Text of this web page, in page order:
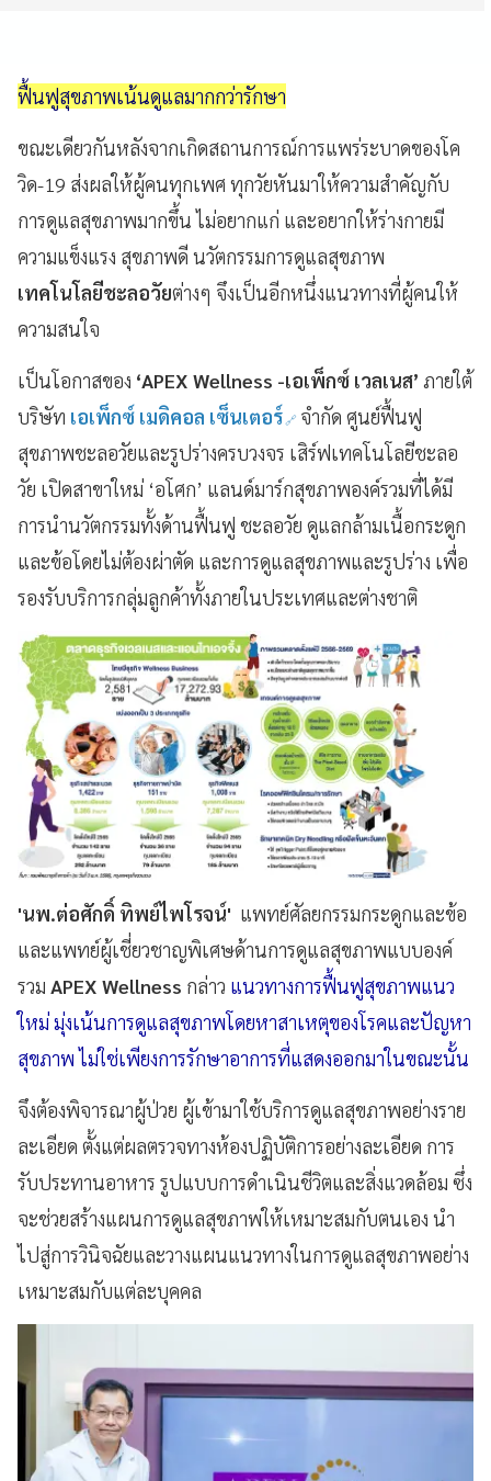
ฟื้นฟูสุขภาพเน้นดูแลมากกว่ารักษา
ขณะเดียวกันหลังจากเกิดสถานการณ์การแพร่ระบาดของโค
วิด-19 ส่งผลให้ผู้คนทุกเพศ ทุกวัยหันมาให้ความสำคัญกับ
การดูแลสุขภาพมากขึ้น ไม่อยากแก่ และอยากให้ร่างกายมี
ความแข็งแรง สุขภาพดี นวัตกรรมการดูแลสุขภาพ
เทคโนโลยีชะลอวัยต่างๆ จึงเป็นอีกหนึ่งแนวทางที่ผู้คนให้
ความสนใจ
เป็นโอกาสของ ‘APEX Wellness -เอเพ็กซ์ เวลเนส’ ภายใต้
บริษัท เอเพ็กซ์ เมดิคอล เซ็นเตอร์ จำกัด ศูนย์ฟื้นฟู
สุขภาพชะลอวัยและรูปร่างครบวงจร เสิร์ฟเทคโนโลยีชะลอ
วัย เปิดสาขาใหม่ ‘อโศก’ แลนด์มาร์กสุขภาพองค์รวมที่ได้มี
การนำนวัตกรรมทั้งด้านฟื้นฟู ชะลอวัย ดูแลกล้ามเนื้อกระดูก
และข้อโดยไม่ต้องผ่าตัด และการดูแลสุขภาพและรูปร่าง เพื่อ
รองรับบริการกลุ่มลูกค้าทั้งภายในประเทศและต่างชาติ
'นพ.ต่อศักดิ์ ทิพย์ไพโรจน์' แพทย์ศัลยกรรมกระดูกและข้อ
และแพทย์ผู้เชี่ยวชาญพิเศษด้านการดูแลสุขภาพแบบองค์
รวม APEX Wellness กล่าว แนวทางการฟื้นฟูสุขภาพแนว
ใหม่ มุ่งเน้นการดูแลสุขภาพโดยหาสาเหตุของโรคและปัญหา
สุขภาพ ไม่ใช่เพียงการรักษาอาการที่แสดงออกมาในขณะนั้น
จึงต้องพิจารณาผู้ป่วย ผู้เข้ามาใช้บริการดูแลสุขภาพอย่างราย
ละเอียด ตั้งแต่ผลตรวจทางห้องปฏิบัติการอย่างละเอียด การ
รับประทานอาหาร รูปแบบการดำเนินชีวิตและสิ่งแวดล้อม ซึ่ง
จะช่วยสร้างแผนการดูแลสุขภาพให้เหมาะสมกับตนเอง นำ
ไปสู่การวินิจฉัยและวางแผนแนวทางในการดูแลสุขภาพอย่าง
เหมาะสมกับแต่ละบุคคล